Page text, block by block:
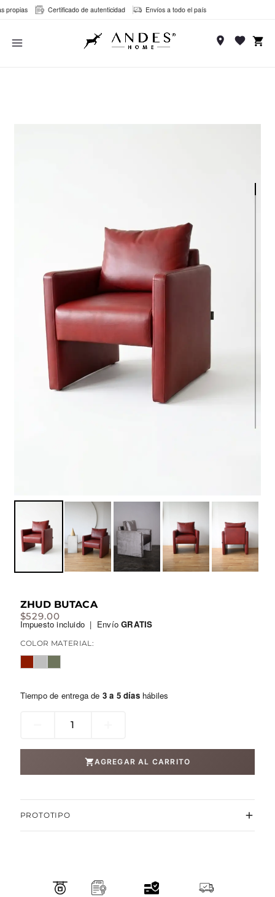
Certificado de autenticidad Envíos a todo el país
Ir
contenido
MENU
ZHUD BUTACA
$529.00
COLOR MATERIAL:
Impuesto incluido | EnvíoGRATIS
Tiempo de entrega de 3 a 5 díashábiles
cantidad
AGREGAR AL CARRITO
PROTOTIPO